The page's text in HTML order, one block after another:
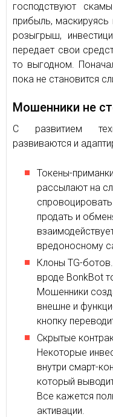
господствуют
прибыль, маскируясь
розыгрыш,
передает свои
то выгодном.
пока не становится
Мошенники не
С развитием
развиваются и
Токены-
рассылают на
продать и
вредоносному
Клоны TG-
вроде BonkBot
Мошенники
внешне и
кнопку
Скрытые
Некоторые
внутри смарт-
который
Все кажется
активации.